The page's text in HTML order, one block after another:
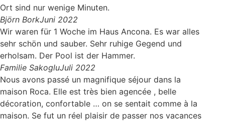
Ort sind nur wenige Minuten.
Björn BorkJuni 2022
Wir waren für 1 Woche im Haus Ancona. Es war alles
sehr schön und sauber. Sehr ruhige Gegend und
erholsam. Der Pool ist der Hammer.
Familie SakogluJuli 2022
Nous avons passé un magnifique séjour dans la
maison Roca. Elle est très bien agencée , belle
décoration, confortable … on se sentait comme à la
maison. Se fut un réel plaisir de passer nos vacances